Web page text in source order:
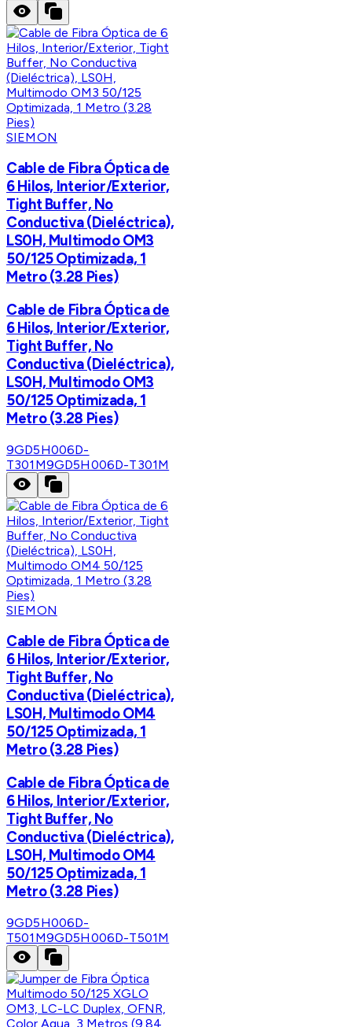
SIEMON
Cable de Fibra Óptica de
6 Hilos, Interior/Exterior,
Tight Buffer, No
Conductiva (Dieléctrica),
LS0H, Multimodo OM3
50/125 Optimizada, 1
Metro (3.28 Pies)
Cable de Fibra Óptica de
6 Hilos, Interior/Exterior,
Tight Buffer, No
Conductiva (Dieléctrica),
LS0H, Multimodo OM3
50/125 Optimizada, 1
Metro (3.28 Pies)
9GD5H006D-
T301M9GD5H006D-T301M
SIEMON
Cable de Fibra Óptica de
6 Hilos, Interior/Exterior,
Tight Buffer, No
Conductiva (Dieléctrica),
LS0H, Multimodo OM4
50/125 Optimizada, 1
Metro (3.28 Pies)
Cable de Fibra Óptica de
6 Hilos, Interior/Exterior,
Tight Buffer, No
Conductiva (Dieléctrica),
LS0H, Multimodo OM4
50/125 Optimizada, 1
Metro (3.28 Pies)
9GD5H006D-
T501M9GD5H006D-T501M